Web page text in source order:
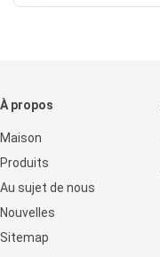
À propos
Maison
Produits
Au sujet de nous
Nouvelles
Sitemap